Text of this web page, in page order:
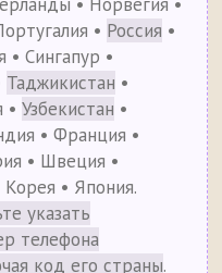
• Россия •
• Сингапур •
Таджикистан •
•Узбекистан •
• Франция •
• Швеция •
• Япония.
указать
телефона
код его страны.